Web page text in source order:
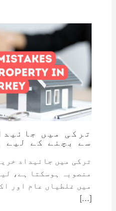
ترکی میں
سے بچنے کے لیے
ترکی میں جائیداد
منصوبہ ہوسکتا ہے،
میں غلطیاں عام اور
[…]